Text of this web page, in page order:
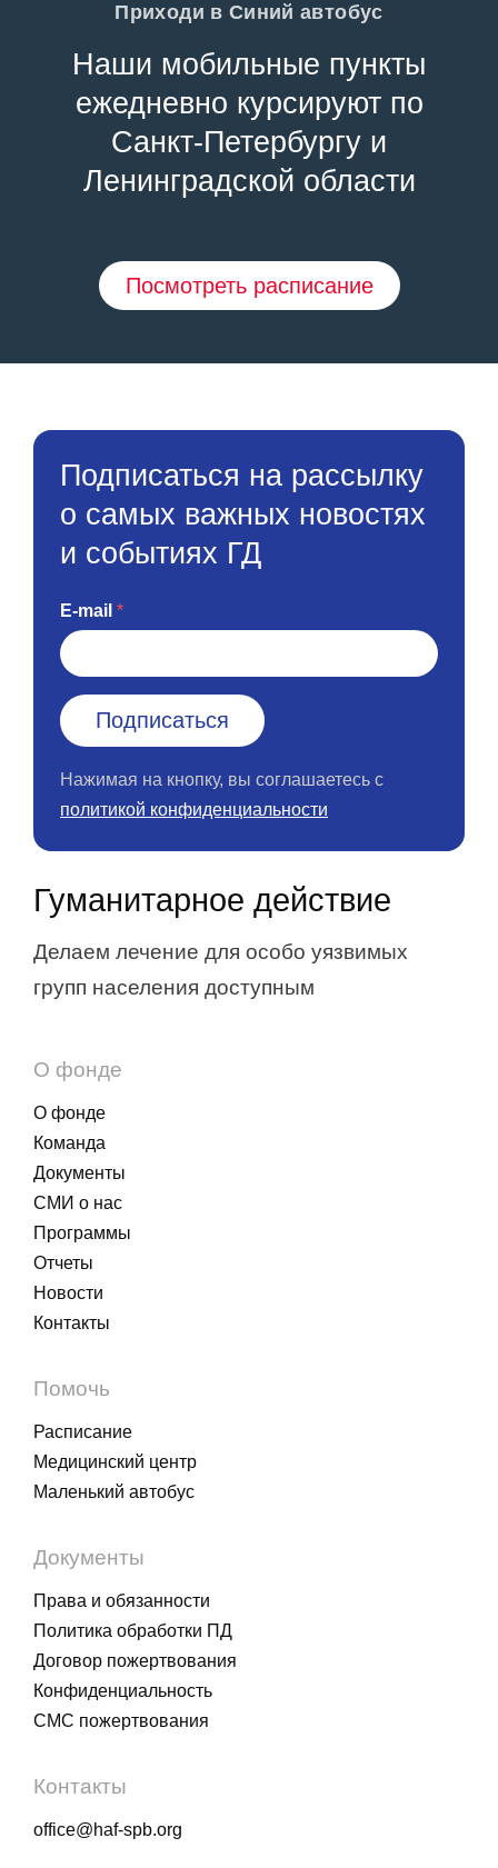
Приходи в Синий автобус
Наши мобильные пункты
ежедневно курсируют по
Санкт-Петербургу и
Ленинградской области
Посмотреть расписание
Подписаться на рассылку
о самых важных новостях
и событиях ГД
E-mail
Нажимая на кнопку, вы соглашаетесь с
политикой конфиденциальности
Гуманитарное действие
Делаем лечение для особо уязвимых
групп населения доступным
О фонде
О фонде
Команда
Документы
СМИ о нас
Программы
Отчеты
Новости
Контакты
Помочь
Расписание
Медицинский центр
Маленький автобус
Документы
Права и обязанности
Политика обработки ПД
Договор пожертвования
Конфиденциальность
СМС пожертвования
Контакты
office@haf-spb.org